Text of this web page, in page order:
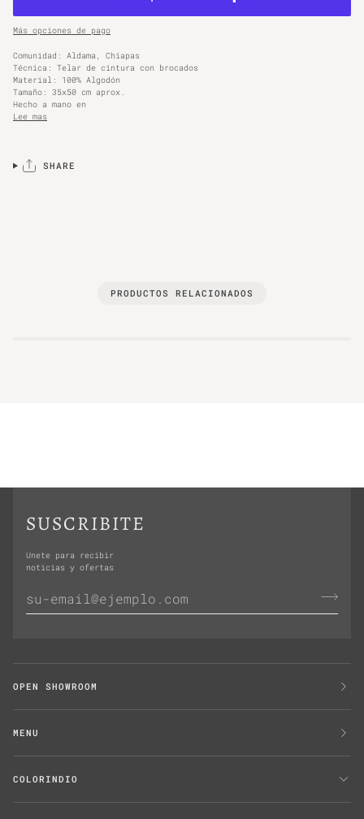
Más opciones de pago
Comunidad: Aldama, Chiapas
Técnica: Telar de cintura con brocados
Material: 100% Algodón
Tamaño: 35x50 cm aprox.
Hecho a mano en
Lee mas
SHARE
PRODUCTOS RELACIONADOS
SUSCRIBITE
Unete para recibir
noticias y ofertas
OPEN SHOWROOM
MENU
COLORINDIO